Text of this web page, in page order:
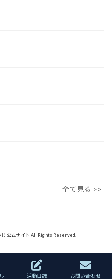
全て見る >>
公式サイト All Rights Reserved.
活動日誌 お問い合わせ